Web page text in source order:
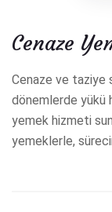
Cenaze
Cenaze ve taziye
dönemlerde yükü
yemek hizmeti
yemeklerle,